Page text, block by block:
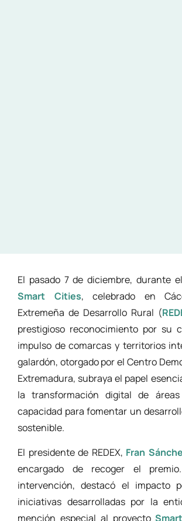
El pasado 7 de diciembre, durante
Smart Cities, celebrado en
Extremeña de Desarrollo Rural (
prestigioso reconocimiento por su
impulso de comarcas y territorios
galardón, otorgado por el Centro
Extremadura, subraya el papel
la transformación digital de
capacidad para fomentar un
sostenible.
El presidente de REDEX, Fran
encargado de recoger el
intervención, destacó el impacto
iniciativas desarrolladas por la
mención especial al proyecto